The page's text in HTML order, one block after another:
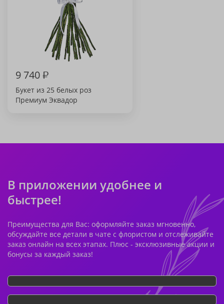
9 740₽
Букет из 25 белых роз
Премиум Эквадор
В приложении удобнее и
быстрее!
Преимущества для Вас: оформляйте заказ мгновенно,
обсуждайте все детали в чате с флористом и отслеживайте
заказ онлайн на всех этапах. Плюс - эксклюзивные акции и
бонусы за каждый заказ!